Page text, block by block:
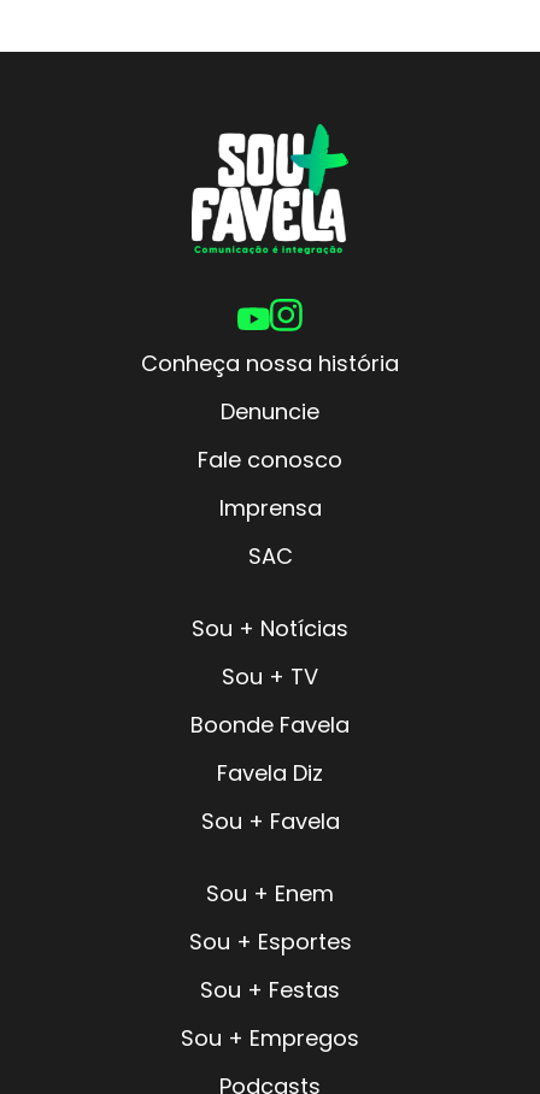
Conheça nossa história
Denuncie
Fale conosco
Imprensa
SAC
Sou + Notícias
Sou + TV
Boonde Favela
Favela Diz
Sou + Favela
Sou + Enem
Sou + Esportes
Sou + Festas
Sou + Empregos
Podcasts